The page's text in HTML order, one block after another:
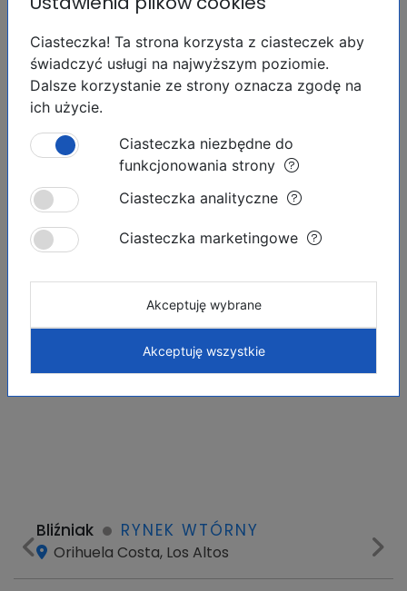
lub wycofana bez uprzedniego powiadomienia. Ceny
Podobne ogłoszenia
Bliźniak RYNEK WTÓRNY
Orihuela Costa, Los Altos
Ciasteczka! Ta strona korzysta z ciasteczek aby
świadczyć usługi na najwyższym poziomie.
Dalsze korzystanie ze strony oznacza zgodę na
ich użycie.
Ciasteczka niezbędne do
funkcjonowania strony
Ciasteczka analityczne
Ciasteczka marketingowe
Akceptuję wybrane
Akceptuję wszystkie